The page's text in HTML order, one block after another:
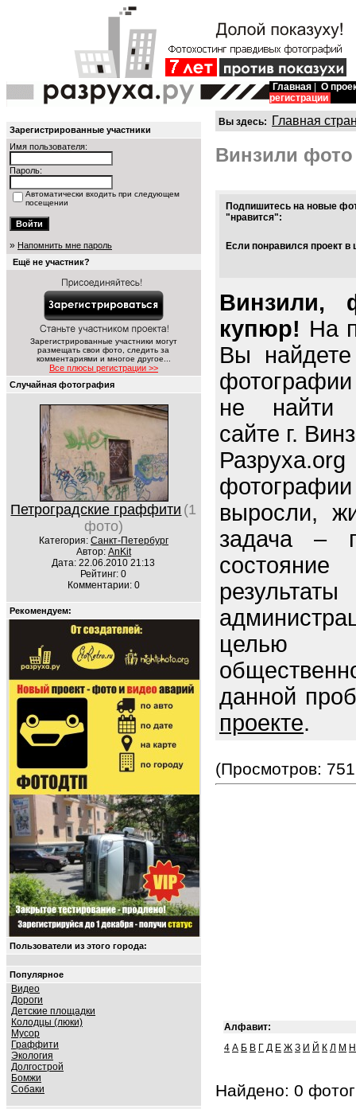
Главная
О
регистрации
Зарегистрированные участники
Имя пользователя:
Пароль:
Автоматически входить при следующем
посещении
» Напомнить мне пароль
Ещё не участник?
Зарегистрированные участники могут
размещать свои фото, следить за
комментариями и многое другое...
Все плюсы регистрации >>
Случайная фотография
Петроградские граффити (1
фото)
Категория: Санкт-Петербург
Автор: AnKit
Дата: 22.06.2010 21:13
Рейтинг: 0
Комментарии: 0
Рекомендуем:
Пользователи из этого города:
Популярное
Видео
Дороги
Детские площадки
Колодцы (люки)
Мусор
Граффити
Экология
Долгострой
Бомжи
Собаки
Вы здесь: Главная
Винзили фото
Подпишитесь на новые
"нравится":
Если понравился проект
Винзили,
купюр! На
Вы
не найти
сайте г.
выросли,
задача –
состояние
целью
данной
проекте.
(Просмотров:
Алфавит:
4 А Б В Г Д Е Ж З И Й К Л М Н
Найдено: 0